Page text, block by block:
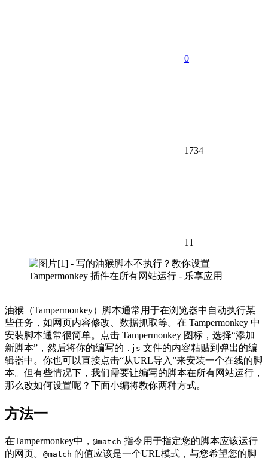
0
1734
11
油猴（Tampermonkey）脚本通常用于在浏览器中自动执行某
些任务，如网页内容修改、数据抓取等。在 Tampermonkey 中
安装脚本通常很简单。点击 Tampermonkey 图标，选择“添加
新脚本”，然后将你的编写的 .js 文件的内容粘贴到弹出的编
辑器中。你也可以直接点击“从URL导入”来安装一个在线的脚
本。但有些情况下，我们需要让编写的脚本在所有网站运行，
那么改如何设置呢？下面小编将教你两种方式。
方法一
在Tampermonkey中， @match 指令用于指定您的脚本应该运行
的网页。 @match 的值应该是一个URL模式，与您希望您的脚